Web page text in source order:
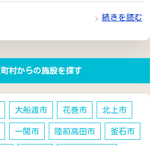
続きを読む
村からの施設を探す
大船渡市 花巻市 北上市
一関市 陸前高田市 釜石市